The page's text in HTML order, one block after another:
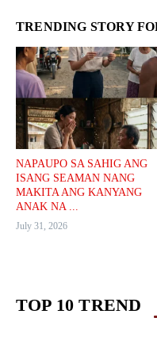
TRENDING STORY
NAPAUPO SA SAHIG ANG
ISANG SEAMAN NANG
MAKITA ANG KANYANG
ANAK NA ...
July 31, 2026
TOP 10 TREND